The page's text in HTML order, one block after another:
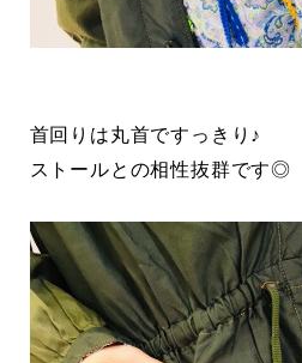
首回りは丸首ですっきり♪
ストールとの相性抜群です◎